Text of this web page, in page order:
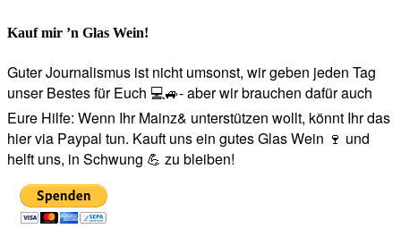
Kauf mir ’n Glas Wein!
Guter Journalismus ist nicht umsonst, wir geben jeden Tag
unser Bestes für Euch 💻🚙- aber wir brauchen dafür auch
Eure Hilfe: Wenn Ihr Mainz& unterstützen wollt, könnt Ihr das
hier via Paypal tun. Kauft uns ein gutes Glas Wein 🍷 und
helft uns, in Schwung 💪 zu bleiben!